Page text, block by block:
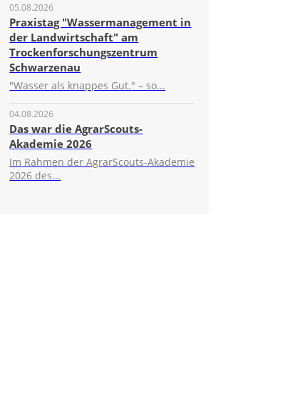
05.08.2026
Praxistag "Wassermanagement in
der Landwirtschaft" am
Trockenforschungszentrum
Schwarzenau
"Wasser als knappes Gut." – so...
04.08.2026
Das war die AgrarScouts-
Akademie 2026
Im Rahmen der AgrarScouts-Akademie
2026 des...